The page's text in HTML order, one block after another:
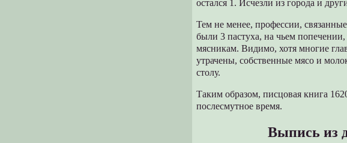
остался 1. Исчезли из города и
Тем не менее, профессии,
были 3 пастуха, на чьем
мясникам. Видимо, хотя многие
утрачены, собственные мясо и
столу.
Таким образом, писцовая книга
послесмутное время.
Выпись из